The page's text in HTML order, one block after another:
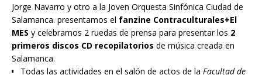
Jorge Navarro y otro a la Joven Orquesta Sinfónica Ciudad de
Salamanca. presentamos el fanzine Contraculturales+El
MES y celebramos 2 ruedas de prensa para presentar los 2
primeros discos CD recopilatorios de música creada en
Salamanca.
Todas las actividades en el salón de actos de la Facultad de